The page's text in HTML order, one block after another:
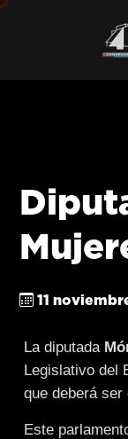
11
La diputada
Legislativo del
que deberá ser
Este